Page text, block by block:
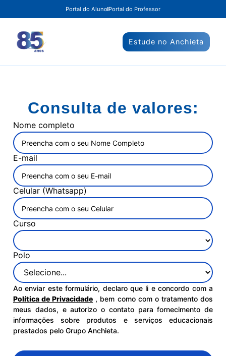
Portal do Aluno Portal do Professor
Estude no Anchieta
Consulta de valores:
Nome completo
E-mail
Celular (Whatsapp)
Curso
Polo
Ao enviar este formulário, declaro que li e concordo com a
Política de Privacidade , bem como com o tratamento dos
meus dados, e autorizo o contato para fornecimento de
informações sobre produtos e serviços educacionais
prestados pelo Grupo Anchieta.